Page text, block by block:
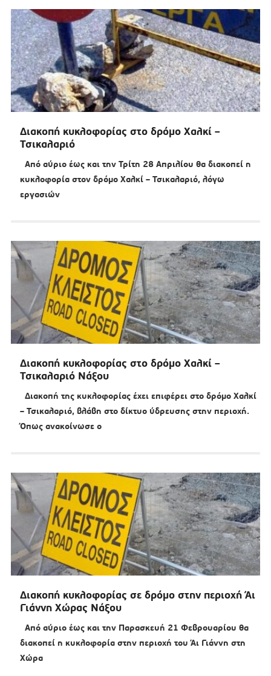
Διακοπή κυκλοφορίας στο δρόμο Χαλκί –
Τσικαλαριό
Από αύριο έως και την Τρίτη 28 Απριλίου θα διακοπεί η
κυκλοφορία στον δρόμο Χαλκί – Τσικαλαριό, λόγω
εργασιών
Διακοπή κυκλοφορίας στο δρόμο Χαλκί –
Τσικαλαριό Νάξου
Διακοπή της κυκλοφορίας έχει επιφέρει στο δρόμο Χαλκί
– Τσικαλαριό, βλάβη στο δίκτυο ύδρευσης στην περιοχή.
Όπως ανακοίνωσε ο
Διακοπή κυκλοφορίας σε δρόμο στην περιοχή Άι
Γιάννη Χώρας Νάξου
Από αύριο έως και την Παρασκευή 21 Φεβρουαρίου θα
διακοπεί η κυκλοφορία στην περιοχή του Άι Γιάννη στη
Χώρα